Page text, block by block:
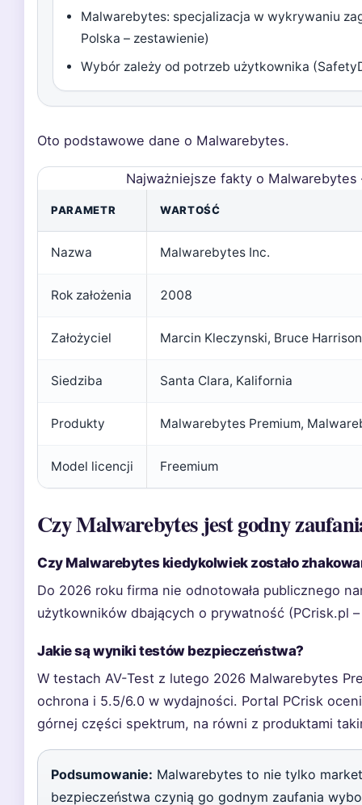
Malwarebytes: specjalizacja w wykrywaniu
Polska – zestawienie)
Wybór zależy od potrzeb użytkownika
Oto podstawowe dane o Malwarebytes.
Najważniejsze fakty o
PARAMETR WARTOŚĆ
Nazwa Malwarebytes Inc.
Rok założenia 2008
Założyciel Marcin Kleczynski, Bruce Harrison
Siedziba Santa Clara, Kalifornia
Produkty Malwarebytes Premium,
Model licencji Freemium
Czy Malwarebytes jest godny
Czy Malwarebytes kiedykolwiek zostało
Do 2026 roku firma nie odnotowała publicznego
użytkowników dbających o prywatność (PCrisk.pl
Jakie są wyniki testów bezpieczeństwa?
W testach AV-Test z lutego 2026 Malwarebytes
ochrona i 5.5/6.0 w wydajności. Portal PCrisk
górnej części spektrum, na równi z produktami
Podsumowanie: Malwarebytes to nie tylko
bezpieczeństwa czynią go godnym zaufania